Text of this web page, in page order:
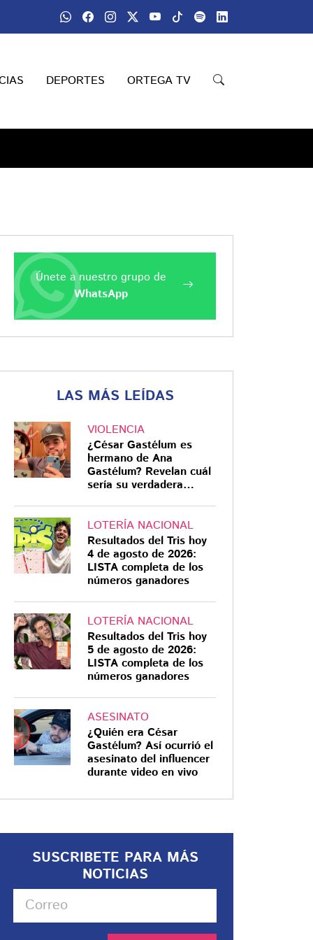
DEPORTES ORTEGA TV
Únete a nuestro grupo de
WhatsApp
LAS MÁS LEÍDAS
VIOLENCIA
¿César Gastélum es
hermano de Ana
Gastélum? Revelan cuál
sería su verdadera
LOTERÍA NACIONAL
Resultados del Tris hoy
4 de agosto de 2026:
LISTA completa de los
números ganadores
LOTERÍA NACIONAL
Resultados del Tris hoy
5 de agosto de 2026:
LISTA completa de los
números ganadores
ASESINATO
¿Quién era César
Gastélum? Así ocurrió el
asesinato del influencer
durante video en vivo
SUSCRIBETE PARA MÁS
NOTICIAS